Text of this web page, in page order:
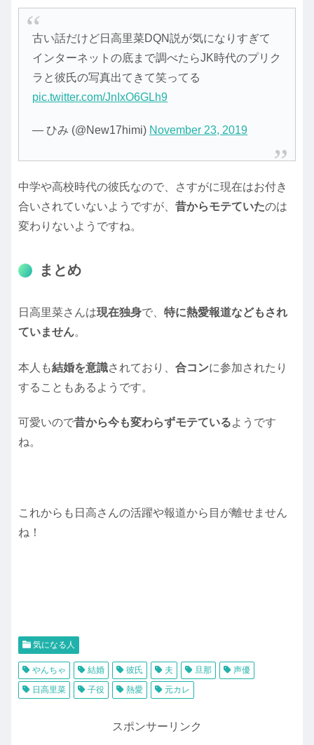
古い話だけど日高里菜DQN説が気になりすぎて
インターネットの底まで調べたらJK時代のプリク
ラと彼氏の写真出てきて笑ってる
pic.twitter.com/JnIxO6GLh9
— ひみ (@New17himi) November 23, 2019
中学や高校時代の彼氏なので、さすがに現在はお付き
合いされていないようですが、 昔からモテていたのは
変わりないようですね。
まとめ
日高里菜さんは現在独身で、 特に熱愛報道などもされ
ていません。
本人も結婚を意識されており、 合コンに参加されたり
することもあるようです。
可愛いので昔から今も変わらずモテているようです
ね。
これからも日高さんの活躍や報道から目が離せません
ね！
気になる人
やんちゃ 結婚 彼氏 夫 旦那
声優
日高里菜
子役 熱愛 元カレ
スポンサーリンク